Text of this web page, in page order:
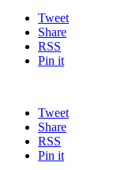
Tweet
Share
RSS
Pin it
Tweet
Share
RSS
Pin it